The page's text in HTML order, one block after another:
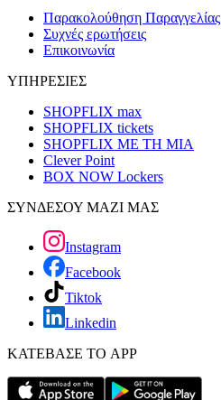
Παρακολούθηση Παραγγελίας
Συχνές ερωτήσεις
Επικοινωνία
ΥΠΗΡΕΣΙΕΣ
SHOPFLIX max
SHOPFLIX tickets
SHOPFLIX ΜΕ ΤΗ ΜΙΑ
Clever Point
BOX NOW Lockers
ΣΥΝΔΕΣΟΥ ΜΑΖΙ ΜΑΣ
Instagram
Facebook
Tiktok
Linkedin
ΚΑΤΕΒΑΣΕ ΤΟ APP